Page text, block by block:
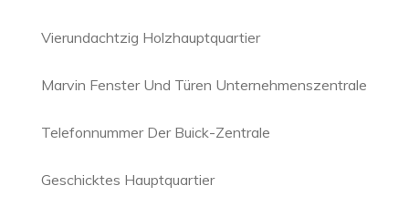
Vierundachtzig Holzhauptquartier
Marvin Fenster Und Türen Unternehmenszentrale
Telefonnummer Der Buick-Zentrale
Geschicktes Hauptquartier